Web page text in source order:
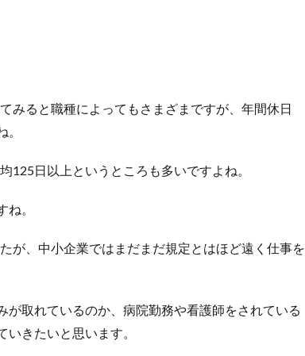
みると職種によってもさまざまですが、年間休日
125日以上というところも多いですよね。
。
が、中小企業ではまだまだ規定とはほど遠く仕事を
取れているのか、病院勤務や看護師をされている
きたいと思います。